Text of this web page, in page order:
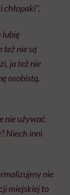
lubię
też nie są
ja też nie
osobistą.
nie używać
Niech inni
nie
miejskiej to